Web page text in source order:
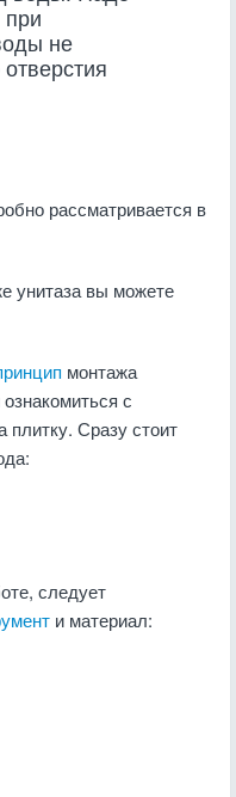
не
рассматривается в
унитаза вы можете
монтажа
с
плитку. Сразу стоит
следует
и материал: